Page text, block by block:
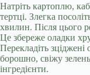
Натріть картоплю,
тертці. Злегка
хвилин. Після цього
Це збереже оладки
Перекладіть
борошно, свіжу
інгредієнти.